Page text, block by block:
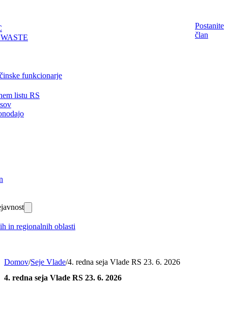
funkcionarje
listu RS
in regionalnih oblasti
Postanite
član
Domov/Seje Vlade/4. redna seja Vlade RS 23. 6. 2026
4. redna seja Vlade RS 23. 6. 2026